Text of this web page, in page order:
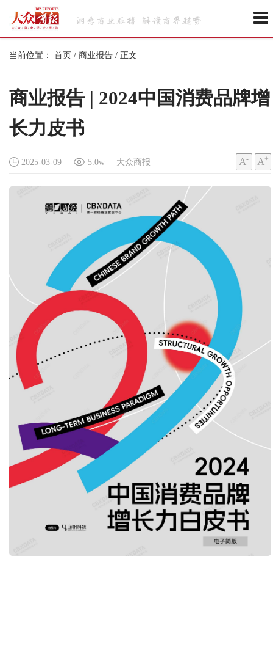
当前位置： 首页 / 商业报告 / 正文
商业报告 | 2024中国消费品牌增
长力皮书
2025-03-09 5.0w 大众商报 A- A+